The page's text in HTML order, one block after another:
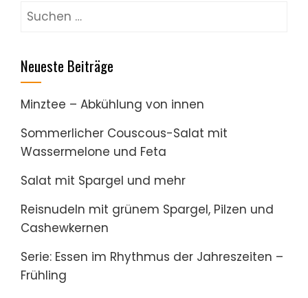
Suchen
Neueste Beiträge
Minztee – Abkühlung von innen
Sommerlicher Couscous-Salat mit
Wassermelone und Feta
Salat mit Spargel und mehr
Reisnudeln mit grünem Spargel, Pilzen und
Cashewkernen
Serie: Essen im Rhythmus der Jahreszeiten –
Frühling